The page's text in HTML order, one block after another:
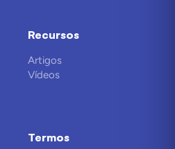
Recursos
Artigos
Vídeos
Termos